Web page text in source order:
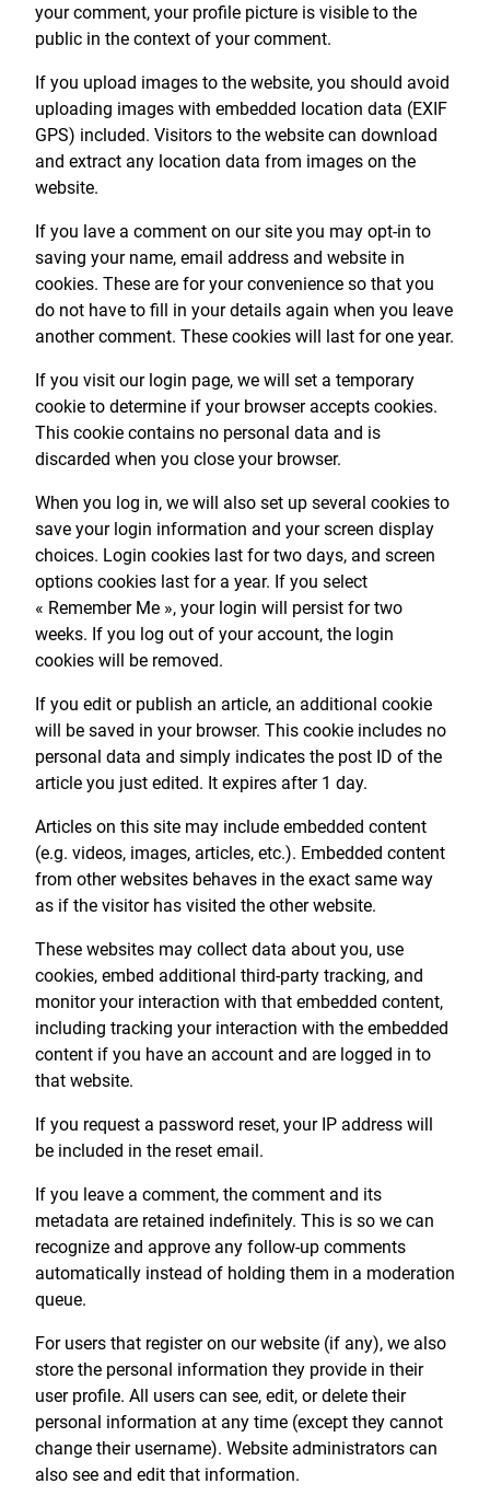
your comment, your profile picture is visible to the
public in the context of your comment.
If you upload images to the website, you should avoid
uploading images with embedded location data (EXIF
GPS) included. Visitors to the website can download
and extract any location data from images on the
website.
If you lave a comment on our site you may opt-in to
saving your name, email address and website in
cookies. These are for your convenience so that you
do not have to fill in your details again when you leave
another comment. These cookies will last for one year.
If you visit our login page, we will set a temporary
cookie to determine if your browser accepts cookies.
This cookie contains no personal data and is
discarded when you close your browser.
When you log in, we will also set up several cookies to
save your login information and your screen display
choices. Login cookies last for two days, and screen
options cookies last for a year. If you select
« Remember Me », your login will persist for two
weeks. If you log out of your account, the login
cookies will be removed.
If you edit or publish an article, an additional cookie
will be saved in your browser. This cookie includes no
personal data and simply indicates the post ID of the
article you just edited. It expires after 1 day.
Articles on this site may include embedded content
(e.g. videos, images, articles, etc.). Embedded content
from other websites behaves in the exact same way
as if the visitor has visited the other website.
These websites may collect data about you, use
cookies, embed additional third-party tracking, and
monitor your interaction with that embedded content,
including tracking your interaction with the embedded
content if you have an account and are logged in to
that website.
If you request a password reset, your IP address will
be included in the reset email.
If you leave a comment, the comment and its
metadata are retained indefinitely. This is so we can
recognize and approve any follow-up comments
automatically instead of holding them in a moderation
queue.
For users that register on our website (if any), we also
store the personal information they provide in their
user profile. All users can see, edit, or delete their
personal information at any time (except they cannot
change their username). Website administrators can
also see and edit that information.